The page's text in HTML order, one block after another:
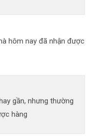
hôm nay đã nhận được
gần, nhưng thường
hàng